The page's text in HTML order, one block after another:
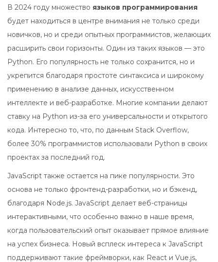
В 2024 году множество языков программирования
будет находиться в центре внимания не только среди
новичков, но и среди опытных программистов, желающих
расширить свои горизонты. Один из таких языков — это
Python. Его популярность не только сохранится, но и
укрепится благодаря простоте синтаксиса и широкому
применению в анализе данных, искусственном
интеллекте и веб-разработке. Многие компании делают
ставку на Python из-за его универсальности и открытого
кода. Интересно то, что, по данным Stack Overflow,
более 30% программистов использовали Python в своих
проектах за последний год.
JavaScript также остается на пике популярности. Это
основа не только фронтенд-разработки, но и бэкенд,
благодаря Node.js. JavaScript делает веб-страницы
интерактивными, что особенно важно в наше время,
когда пользовательский опыт оказывает прямое влияние
на успех бизнеса. Новый всплеск интереса к JavaScript
поддерживают такие фреймворки, как React и Vue.js,